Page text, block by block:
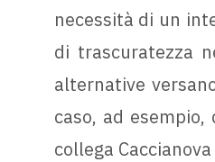
necessità di un
di trascuratezza
alternative
caso, ad
collega